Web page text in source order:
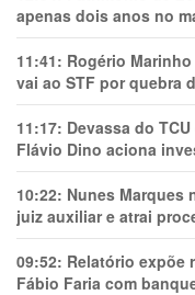
apenas dois anos no
11:41: Rogério
vai ao STF por quebra
11:17: Devassa do
Flávio Dino aciona
10:22: Nunes Marques
juiz auxiliar e atrai
09:52: Relatório expõe
Fábio Faria com